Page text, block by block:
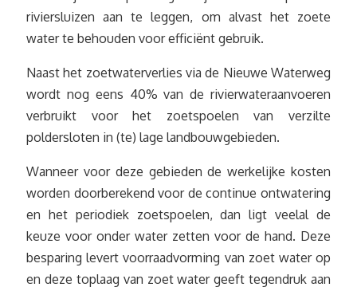
riviersluizen aan te leggen, om alvast het zoete
water te behouden voor efficiënt gebruik.
Naast het zoetwaterverlies via de Nieuwe Waterweg
wordt nog eens 40% van de rivierwateraanvoeren
verbruikt voor het zoetspoelen van verzilte
poldersloten in (te) lage landbouwgebieden.
Wanneer voor deze gebieden de werkelijke kosten
worden doorberekend voor de continue ontwatering
en het periodiek zoetspoelen, dan ligt veelal de
keuze voor onder water zetten voor de hand. Deze
besparing levert voorraadvorming van zoet water op
en deze toplaag van zoet water geeft tegendruk aan